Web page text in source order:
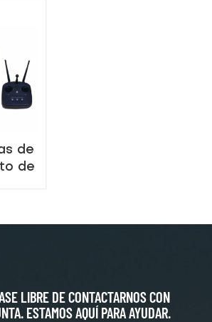
de
de
LIBRE DE CONTACTARNOS CON
ESTAMOS AQUÍ PARA AYUDAR.